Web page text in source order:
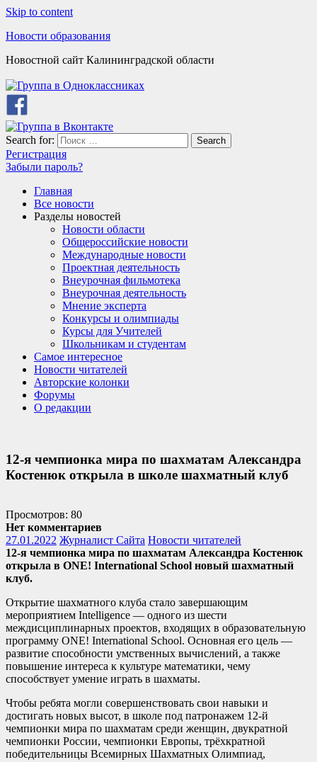
Skip to content
Новости образования
Новостной сайт Калининградской области
Search for: Search
Регистрация
Забыли пароль?
Главная
Все новости
Разделы новостей
Новости области
Общероссийские новости
Международные новости
Проектная деятельность
Внеурочная фильмотека
Внеурочная деятельность
Мнение эксперта
Конкурсы и олимпиады
Курсы для Учителей
Школьникам и студентам
Самое интересное
Новости читателей
Авторские колонки
Форумы
О редакции
12-я чемпионка мира по шахматам Александра
Костенюк открыла в школе шахматный клуб
Просмотров: 80
Нет комментариев
27.01.2022 Журналист Сайта Новости читателей
12-я чемпионка мира по шахматам Александра Костенюк
открыла в ONE! International School новый шахматный
клуб.
Открытие шахматного клуба стало завершающим
мероприятием Intelligence — одного из шести
междисциплинарных проектов, входящих в образовательную
программу ONE! International School. Основная его цель —
развитие способности умственных вычислений, а также
повышение интереса к культуре математики, чему
способствует умение играть в шахматы.
Чтобы ребята могли совершенствовать свои навыки и
достигать новых высот, в школе под патронажем 12-й
чемпионки мира по шахматам среди женщин, двукратной
чемпионки России, чемпионки Европы, трёхкратной
победительницы Всемирных Шахматных Олимпиад,